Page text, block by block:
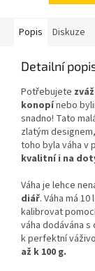
Popis Diskuze
Detailní
Potřebujete
konopínebo
snadno! Tato
zlatým
toho byla váha v
kvalitní i na
Váha je lehce
diář. Váha má
kalibrovat
váha dodávána
k perfektní
až k 100 g.